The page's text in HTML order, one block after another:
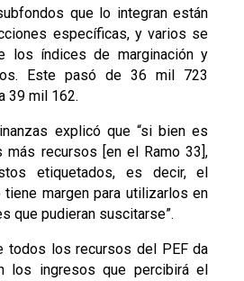
que lo integran están
específicas, y varios se
los índices de marginación y
Este pasó de 36 mil 723
39 mil 162.
explicó que “si bien es
más recursos [en el Ramo 33],
etiquetados, es decir, el
margen para utilizarlos en
que pudieran suscitarse”.
todos los recursos del PEF da
los ingresos que percibirá el